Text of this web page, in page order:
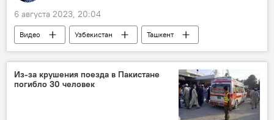
6 августа 2023, 20:04
Видео Узбекистан
Ташкент
музыкант
Из-за крушения поезда в Пакистане
погибло 30 человек